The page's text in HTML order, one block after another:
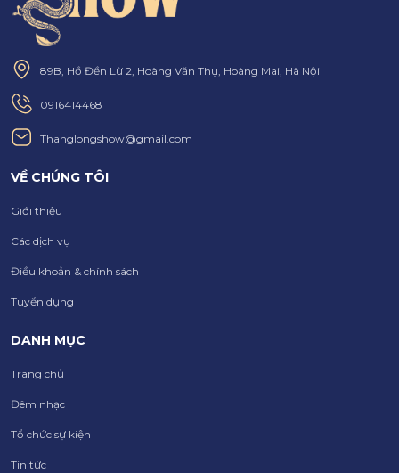
89B, Hồ Đền Lừ 2, Hoàng Văn Thụ, Hoàng Mai, Hà Nội
0916414468
Thanglongshow@gmail.com
VỀ CHÚNG TÔI
Giới thiệu
Các dịch vụ
Điều khoản & chính sách
Tuyển dụng
DANH MỤC
Trang chủ
Đêm nhạc
Tổ chức sự kiện
Tin tức